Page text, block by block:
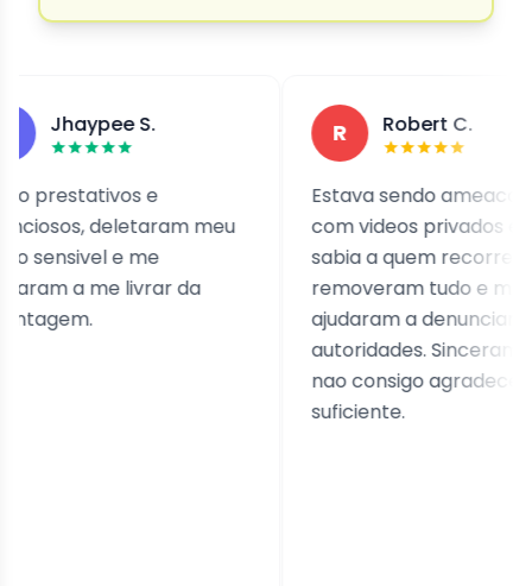
S.
e
deletaram meu
e me
me livrar da
Robert C.
Estava sendo ameacado
com videos privados e nao
sabia a quem recorrer. Eles
removeram tudo e me
ajudaram a denunciar as
autoridades. Sinceramente,
nao consigo agradecer o
suficiente.